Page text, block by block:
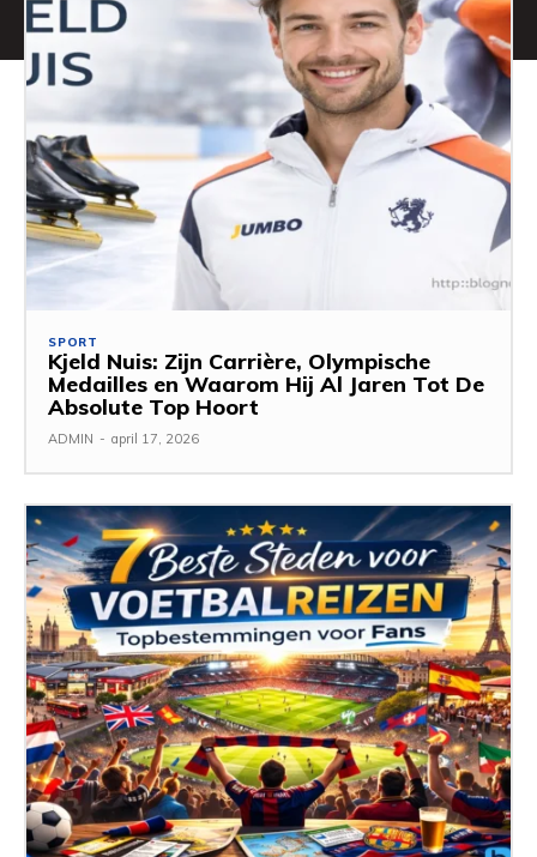
SPORT
Kjeld Nuis: Zijn Carrière, Olympische
Medailles en Waarom Hij Al Jaren Tot De
Absolute Top Hoort
ADMIN - april 17, 2026